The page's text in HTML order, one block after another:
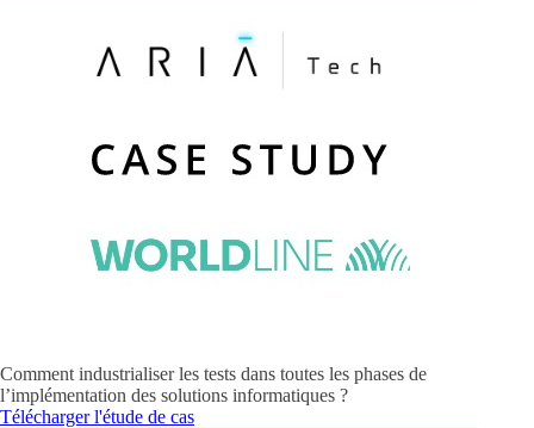
Comment industrialiser les tests dans toutes les phases de
l’implémentation des solutions informatiques ?
Télécharger l'étude de cas